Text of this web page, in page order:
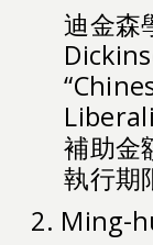
迪金森
補助金
執行期
2. Ming-